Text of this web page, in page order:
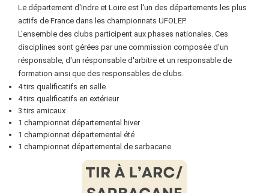
Le département d'Indre et Loire est l'un des départements les plus
actifs de France dans les championnats UFOLEP.
L'ensemble des clubs participent aux phases nationales. Ces
disciplines sont gérées par une commission composée d'un
résponsable, d'un résponsable d'arbitre et un responsable de
formation ainsi que des responsables de clubs.
4 tirs qualificatifs en salle
4 tirs qualificatifs en extérieur
3 tirs amicaux
1 championnat départemental hiver
1 championnat départemental été
1 championnat départemental de sarbacane